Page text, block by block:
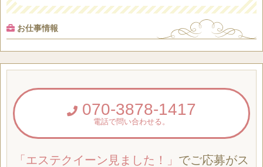
お仕事情報
070-3878-1417
電話で問い合わせる。
「エステクイーン見ました！」 でご応募がス